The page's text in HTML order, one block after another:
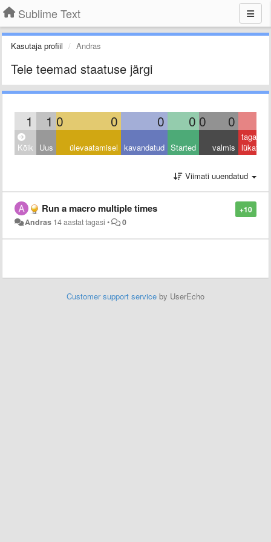
Sublime Text
Kasutaja profiil Andras
Teie teemad staatuse järgi
1 1 0 0 0 0 0 0
Kõik Uus ülevaatamisel kavandatud Started valmis
tagasi
lükatud
Viimati uuendatud
+10
Run a macro multiple times
Andras 14 aastat tagasi • 0
Customer support service by UserEcho